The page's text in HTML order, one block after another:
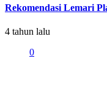
Rekomendasi Lemari
4 tahun lalu
0